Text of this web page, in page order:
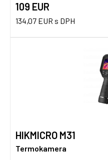
109 EUR
134,07 EUR s DPH
HIKMICRO M31
Termokamera